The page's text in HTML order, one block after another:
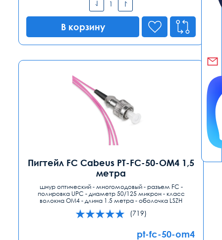
В корзину
Пигтейл FC Cabeus PT-FC-50-OM4 1,5
метра
шнур оптический - многомодовый - разъем FC -
полировка UPC - диаметр 50/125 микрон - класс
волокна OM4 - длина 1.5 метра - оболочка LSZH
(719)
pt-fc-50-om4